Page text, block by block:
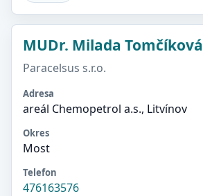
MUDr. Milada Tomčíková
Paracelsus s.r.o.
Adresa
areál Chemopetrol a.s., Litvínov
Okres
Most
Telefon
476163576